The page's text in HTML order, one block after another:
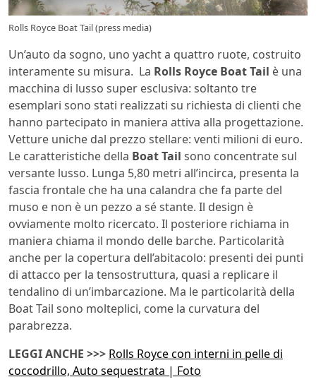
Rolls Royce Boat Tail (press media)
Un’auto da sogno, uno yacht a quattro ruote, costruito
interamente su misura. La Rolls Royce Boat Tail è una
macchina di lusso super esclusiva: soltanto tre
esemplari sono stati realizzati su richiesta di clienti che
hanno partecipato in maniera attiva alla progettazione.
Vetture uniche dal prezzo stellare: venti milioni di euro.
Le caratteristiche della Boat Tail sono concentrate sul
versante lusso. Lunga 5,80 metri all’incirca, presenta la
fascia frontale che ha una calandra che fa parte del
muso e non è un pezzo a sé stante. Il design è
ovviamente molto ricercato. Il posteriore richiama in
maniera chiama il mondo delle barche. Particolarità
anche per la copertura dell’abitacolo: presenti dei punti
di attacco per la tensostruttura, quasi a replicare il
tendalino di un’imbarcazione. Ma le particolarità della
Boat Tail sono molteplici, come la curvatura del
parabrezza.
LEGGI ANCHE >>> Rolls Royce con interni in pelle di
coccodrillo, Auto sequestrata | Foto